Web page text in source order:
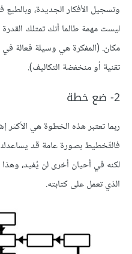
وتسجيل الأفكار الجديدة، وبالطبع
ليست مهمة طالما أنك تمتلك
مكان. (المفكرة هي وسيلة فعالة
تقنية أو منخفضة التكاليف).
2- ضع خطة
ربما تعتبر هذه الخطوة هي
فالتّخطيط بصورة عامة قد يساعدك
لكنه في أحيان أخرى لن يُفيد،
الذي تعمل على كتابته.